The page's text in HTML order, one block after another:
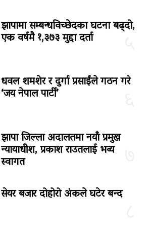
झापामा सम्बन्धविच्छेदका घटना बढ्दो,
एक वर्षमै १,३७३ मुद्दा दर्ता
धवल शमशेर र दुर्गा प्रसाईंले गठन गरे
‘जय नेपाल पार्टी’
झापा जिल्ला अदालतमा नयाँ प्रमुख
न्यायाधीश, प्रकाश राउतलाई भव्य
स्वागत
सेयर बजार दोहोरो अंकले घटेर बन्द